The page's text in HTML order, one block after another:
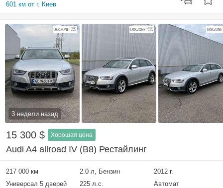
601 км от г. Киев
3 недели назад
15 300 $ Хорошая цена
Audi A4 allroad IV (B8) Рестайлинг
217 000 км 2.0 л, Бензин
2012 г.
Универсал 5 дверей
225 л.с.
Автомат